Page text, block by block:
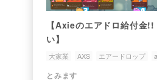
【Axieのエアドロ給付金
い】
大家業 AXS エアードロップ
とみます